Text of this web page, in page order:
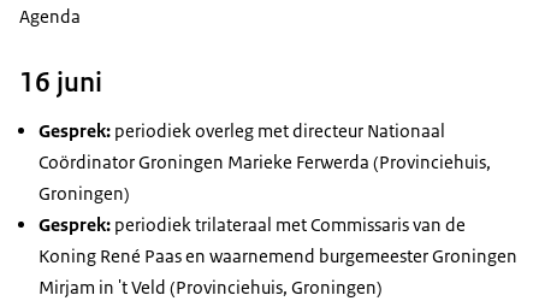
Agenda
16 juni
Gesprek: periodiek overleg met directeur Nationaal
Coördinator Groningen Marieke Ferwerda (Provinciehuis,
Groningen)
Gesprek: periodiek trilateraal met Commissaris van de
Koning René Paas en waarnemend burgemeester Groningen
Mirjam in 't Veld (Provinciehuis, Groningen)